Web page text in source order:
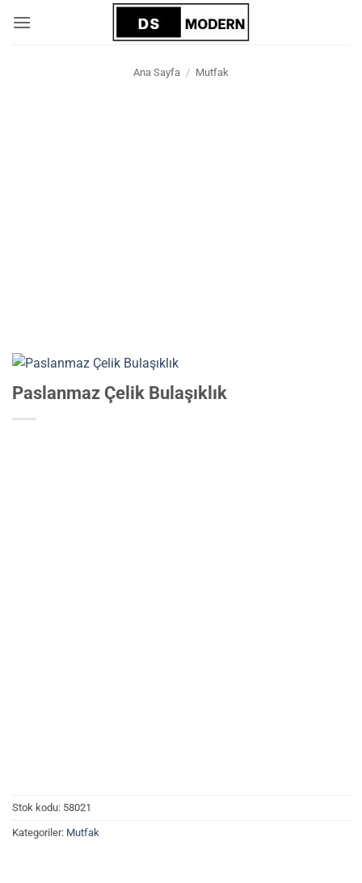
atla
Ana Sayfa / Mutfak
Paslanmaz Çelik Bulaşıklık
Stok kodu: 58021
Kategoriler: Mutfak